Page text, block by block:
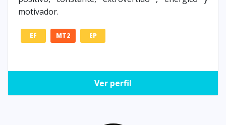
motivador.
EF MT2 EP
Ver perfil